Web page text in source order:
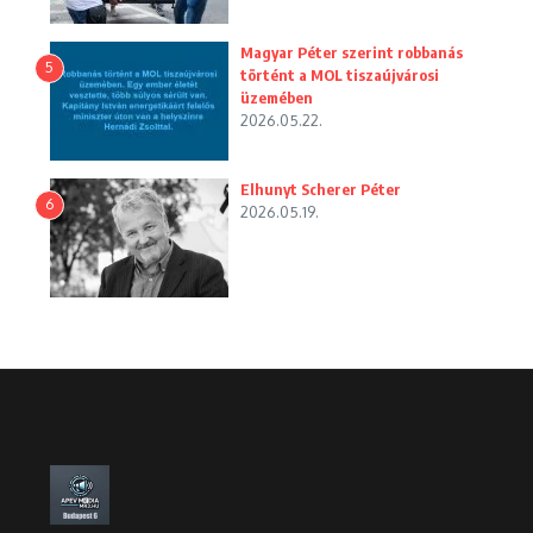
5
Magyar Péter szerint robbanás
történt a MOL tiszaújvárosi
üzemében
2026.05.22.
6
Elhunyt Scherer Péter
2026.05.19.